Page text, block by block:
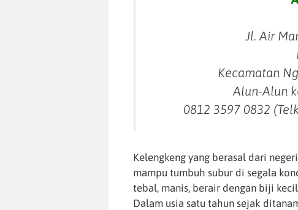
Jl. Air
Kecamatan
Alun-Alun
0812 3597 0832
Kelengkeng yang berasal dari
mampu tumbuh subur di segala
tebal, manis, berair dengan biji
Dalam usia satu tahun sejak